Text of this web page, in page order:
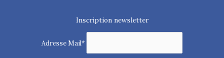
Inscription newsletter
Adresse Mail*